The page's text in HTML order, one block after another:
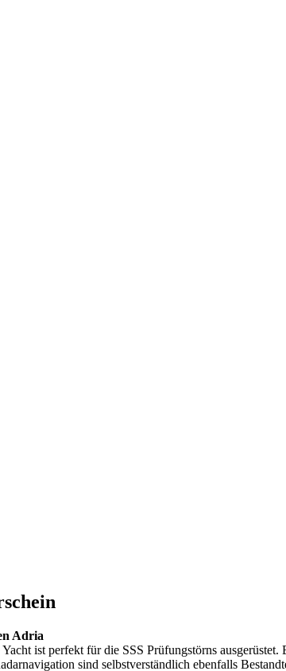
Adria
ist perfekt für die SSS Prüfungstörns
sind selbstverständlich ebenfalls